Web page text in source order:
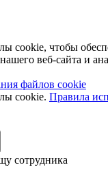
cookie, чтобы
веб-сайта и
файлов cookie
cookie. Правила
сотрудника